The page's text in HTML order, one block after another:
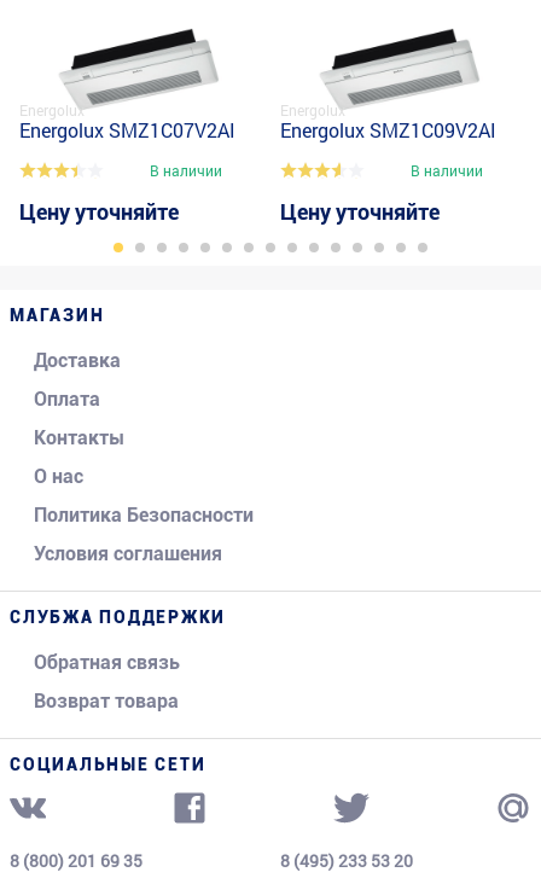
Energolux
Energolux SMZ1C07V2AI
В наличии
Цену уточняйте
Energolux
Energolux SMZ1C09V2AI
В наличии
Цену уточняйте
МАГАЗИН
Доставка
Оплата
Контакты
О нас
Политика Безопасности
Условия соглашения
СЛУБЖА ПОДДЕРЖКИ
Обратная связь
Возврат товара
СОЦИАЛЬНЫЕ СЕТИ
8 (800) 201 69 35 8 (495) 233 53 20